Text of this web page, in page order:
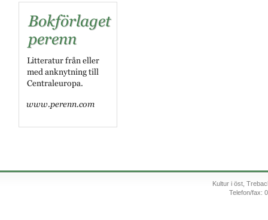
Kultur i öst,
Telefon/fax: